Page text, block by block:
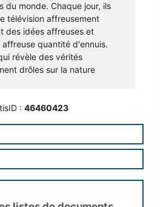
passe
du monde. Chaque jour, ils
télévision affreusement
des idées affreuses et
quantité d'ennuis.
révèle des vérités
drôles sur la nature
: 46460423